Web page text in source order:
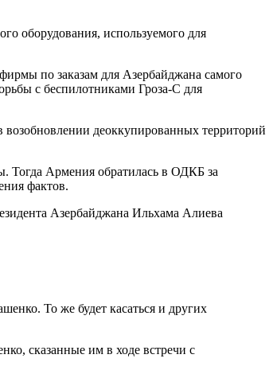
оборудования, используемого для
по заказам для Азербайджана самого
с беспилотниками Гроза-С для
деоккупированных территорий
Тогда Армения обратилась в ОДКБ за
фактов.
Азербайджана Ильхама Алиева
То же будет касаться и других
сказанные им в ходе встречи с